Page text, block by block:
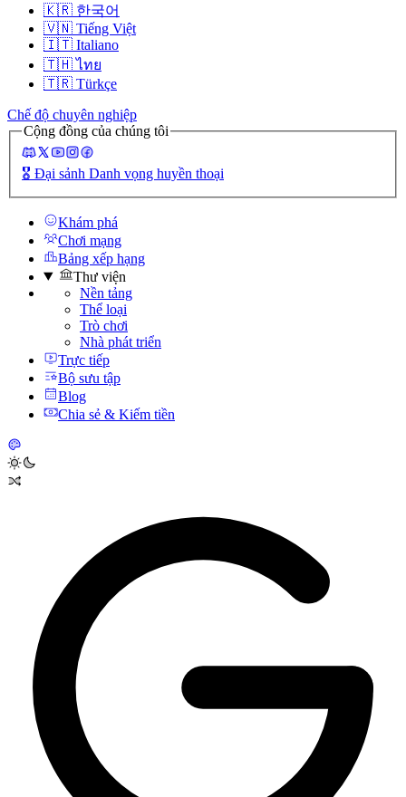
🇰🇷 한국어
🇻🇳 Tiếng Việt
🇮🇹 Italiano
🇹🇭 ไทย
🇹🇷 Türkçe
Chế độ chuyên nghiệp
Cộng đồng của chúng tôi
🎖️ Đại sảnh Danh vọng huyền thoại
Khám phá
Chơi mạng
Bảng xếp hạng
Thư viện
Nền tảng
Thể loại
Trò chơi
Nhà phát triển
Trực tiếp
Bộ sưu tập
Blog
Chia sẻ & Kiếm tiền